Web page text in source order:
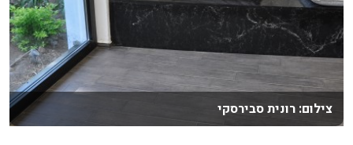
צילום: רונית סבירסקי